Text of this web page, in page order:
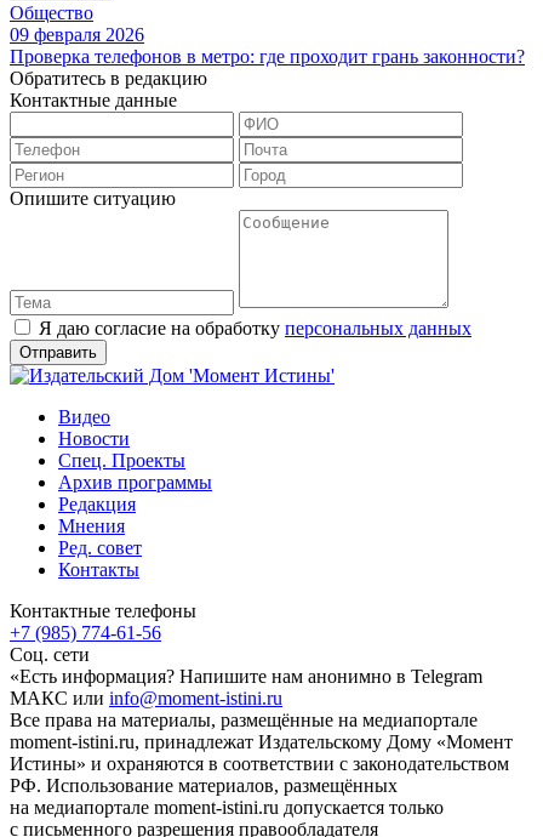
Общество
09 февраля 2026
Проверка телефонов в метро: где проходит грань законности?
Обратитесь в редакцию
Контактные данные
Опишите ситуацию
Я даю согласие на обработку персональных данных
Видео
Новости
Спец. Проекты
Архив программы
Редакция
Мнения
Ред. совет
Контакты
Контактные телефоны
+7 (985) 774-61-56
Соц. сети
«Есть информация? Напишите нам анонимно в Telegram
МАКС или info@moment-istini.ru
Все права на материалы, размещённые на медиапортале
moment-istini.ru, принадлежат Издательскому Дому «Момент
Истины» и охраняются в соответствии с законодательством
РФ. Использование материалов, размещённых
на медиапортале moment-istini.ru допускается только
с письменного разрешения правообладателя